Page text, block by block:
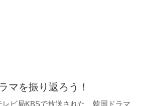
マを振り返ろう！
ビ局KBSで放送された、韓国ドラマ